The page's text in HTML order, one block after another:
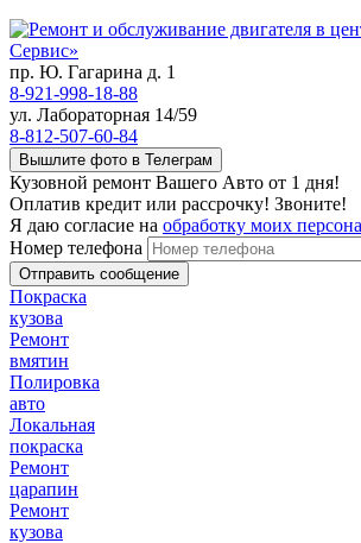
пр. Ю. Гагарина д. 1
8-921-998-18-88
ул. Лабораторная 14/59
8-812-507-60-84
Вышлите фото в Телеграм
Кузовной ремонт Вашего Авто от 1 дня!
Оплатив кредит или рассрочку! Звоните!
Я даю согласие на обработку моих
Номер телефона
Покраска
кузова
Ремонт
вмятин
Полировка
авто
Локальная
покраска
Ремонт
царапин
Ремонт
кузова